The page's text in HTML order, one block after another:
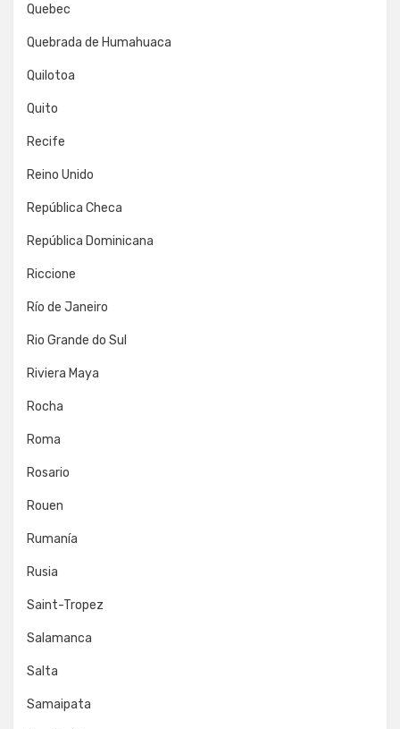
Quebec
Quebrada de Humahuaca
Quilotoa
Quito
Recife
Reino Unido
República Checa
República Dominicana
Riccione
Río de Janeiro
Rio Grande do Sul
Riviera Maya
Rocha
Roma
Rosario
Rouen
Rumanía
Rusia
Saint-Tropez
Salamanca
Salta
Samaipata